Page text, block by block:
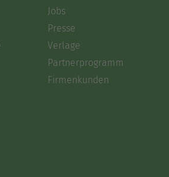
Jobs
Presse
Verlage
Partnerprogramm
Firmenkunden